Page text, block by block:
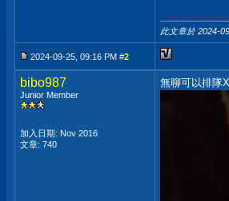
此文章於 2024-
2024-09-25, 09:16 PM #2
bibo987
Junior Member
加入日期: Nov 2016
文章: 740
無聊可以排隊